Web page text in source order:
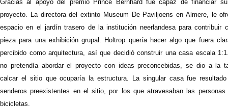
Gracias al apoyo del premio Prince Bernhard fue capaz de financiar
proyecto. La directora del extinto Museum De Paviljoens en Almere, le
espacio en el jardín trasero de la institución neerlandesa para contribuir
pieza para una exhibición grupal. Holtrop quería hacer algo que fuera
percibido como arquitectura, así que decidió construir una casa escala
no pretendía abordar el proyecto con ideas preconcebidas, se dio a la
calcar el sitio que ocuparía la estructura. La singular casa fue
senderos preexistentes en el sitio, por los que atravesaban las
bicicletas.